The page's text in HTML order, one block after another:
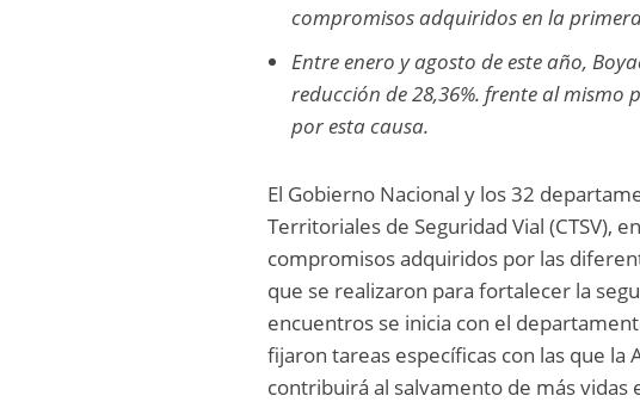
compromisos adquiridos en la primera
Entre enero y agosto de este año,
reducción de 28,36%. frente al mismo
por esta causa.
El Gobierno Nacional y los 32
Territoriales de Seguridad Vial (CTSV),
compromisos adquiridos por las
que se realizaron para fortalecer la
encuentros se inicia con el
fijaron tareas específicas con las que la
contribuirá al salvamento de más vidas